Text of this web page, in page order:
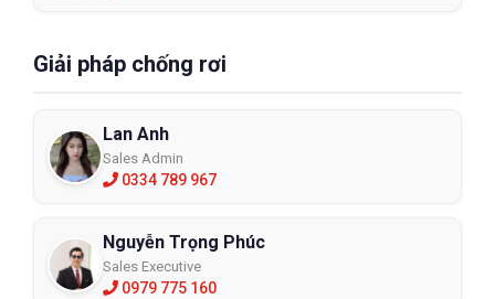
Giải pháp chống rơi
Lan Anh
Sales Admin
0334 789 967
Nguyễn Trọng Phúc
Sales Executive
0979 775 160